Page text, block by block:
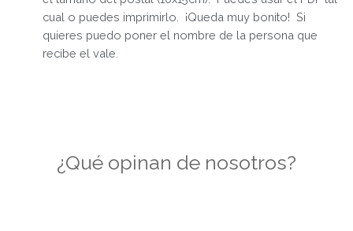
cual o puedes imprimirlo. ¡Queda muy bonito! Si
quieres puedo poner el nombre de la persona que
recibe el vale.
¿Qué opinan de nosotros?